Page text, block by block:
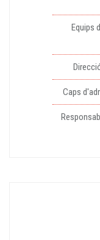
Equips
Caps